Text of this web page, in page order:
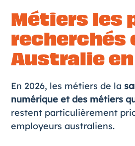
Métiers les
recherchés
Australie
En 2026, les métiers de la
numérique et des métiers
restent particulièrement
employeurs australiens.